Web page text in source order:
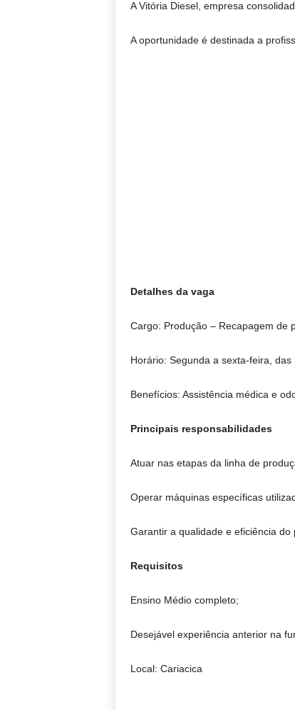
A Vitória Diesel, empresa
A oportunidade é destinada a
Detalhes da vaga
Cargo: Produção – Recapagem de
Horário: Segunda a sexta-feira,
Benefícios: Assistência médica e
Principais responsabilidades
Atuar nas etapas da linha de
Operar máquinas específicas
Garantir a qualidade e eficiência do
Requisitos
Ensino Médio completo;
Desejável experiência anterior na
Local: Cariacica